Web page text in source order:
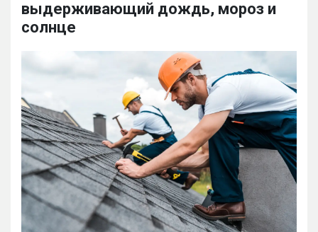
выдерживающий дождь, мороз и
солнце